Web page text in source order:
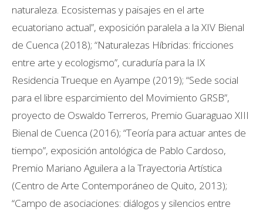
naturaleza. Ecosistemas y paisajes en el arte
ecuatoriano actual”, exposición paralela a la XIV Bienal
de Cuenca (2018); “Naturalezas Híbridas: fricciones
entre arte y ecologismo”, curaduría para la IX
Residencia Trueque en Ayampe (2019); “Sede social
para el libre esparcimiento del Movimiento GRSB”,
proyecto de Oswaldo Terreros, Premio Guaraguao XIII
Bienal de Cuenca (2016); “Teoría para actuar antes de
tiempo”, exposición antológica de Pablo Cardoso,
Premio Mariano Aguilera a la Trayectoria Artística
(Centro de Arte Contemporáneo de Quito, 2013);
“Campo de asociaciones: diálogos y silencios entre